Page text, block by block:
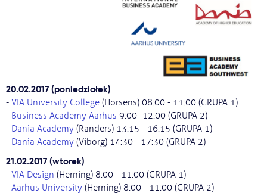
20.02.2017 (poniedziałek)
- VIA University College (Horsens) 08:00 - 11:00 (GRUPA 1)
- Business Academy Aarhus 9:00 -12:00 (GRUPA 2)
- Dania Academy (Randers) 13:15 - 16:15 (GRUPA 1)
- Dania Academy (Viborg) 14:30 - 17:30 (GRUPA 2)
21.02.2017 (wtorek)
- VIA Design (Herning) 8:00 - 11:00 (GRUPA 1)
- Aarhus University (Herning) 8:00 - 11:00 (GRUPA 2)